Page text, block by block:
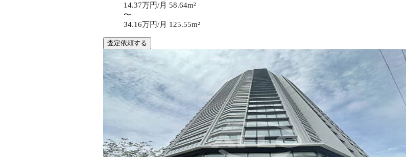
14.37万円/月 58.64m²
〜
34.16万円/月 125.55m²
査定依頼する